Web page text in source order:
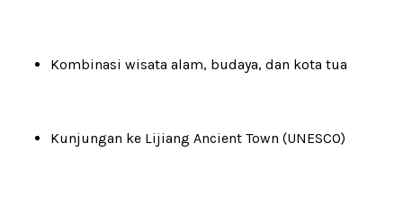
Kombinasi wisata alam, budaya, dan kota tua
Kunjungan ke Lijiang Ancient Town (UNESCO)